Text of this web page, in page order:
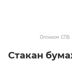
Стакан